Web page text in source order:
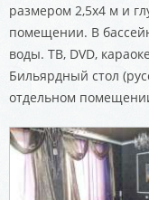
размером 2,5х4 м и
помещении. В
воды. ТВ, DVD,
Бильярдный стол
отдельном